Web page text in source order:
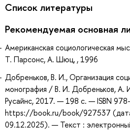
Список литературы
Рекомендуемая основная
Американская социологическая
Т. Парсонс, А. Шюц, , 1996
Добреньков, В. И., Организация
монография / В. И. Добреньков, А.
Русайнс, 2017. — 198 с. — ISBN
https://book.ru/book/927537
09.12.2025). — Текст :